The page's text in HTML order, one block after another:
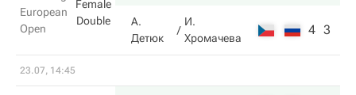
European
Open
Female
Double
А.
Детюк
И.
Хромачева
4 3
23.07, 14:45